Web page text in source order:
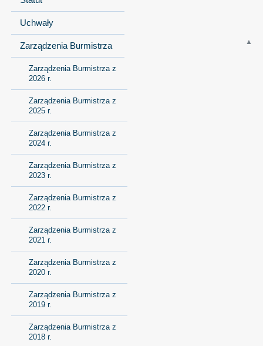
Uchwały
Zarządzenia Burmistrza
Zarządzenia Burmistrza z
2026 r.
Zarządzenia Burmistrza z
2025 r.
Zarządzenia Burmistrza z
2024 r.
Zarządzenia Burmistrza z
2023 r.
Zarządzenia Burmistrza z
2022 r.
Zarządzenia Burmistrza z
2021 r.
Zarządzenia Burmistrza z
2020 r.
Zarządzenia Burmistrza z
2019 r.
Zarządzenia Burmistrza z
2018 r.